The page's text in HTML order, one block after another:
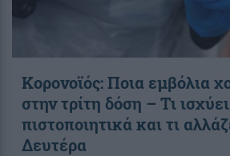
Κορονοϊός: Ποια εμβόλια
στην τρίτη δόση – Τι
πιστοποιητικά και τι
Δευτέρα